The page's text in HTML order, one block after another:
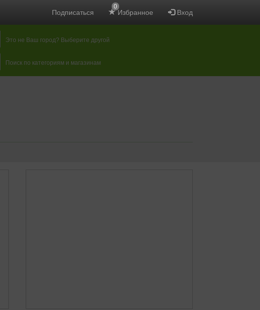
Подписаться Избранное
0
Вход
Это не Ваш город? Выберите другой
Поиск по категориям и магазинам